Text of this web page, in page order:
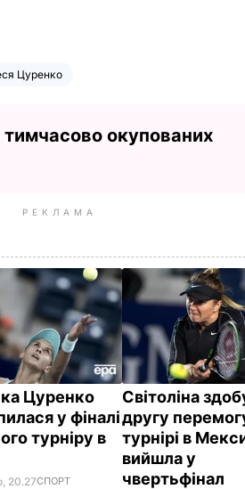
Цуренко
окупованих
РЕКЛАМА
Цуренко
у фіналі
турніру в
20.27СПОРТ
Світоліна
другу
турнірі в
вийшла у
чвертьфінал